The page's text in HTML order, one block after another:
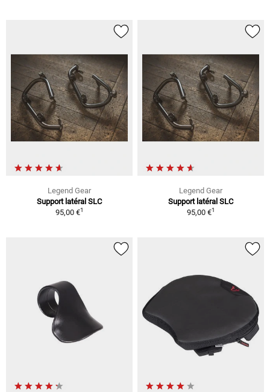
Legend Gear
Support latéral SLC
95,00 €1
Legend Gear
Support latéral SLC
95,00 €1